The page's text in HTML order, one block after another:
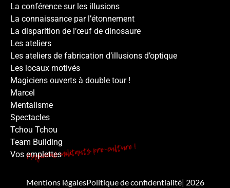
La conférence sur les illusions
La connaissance par l’étonnement
La disparition de l’œuf de dinosaure
Les ateliers
Les ateliers de fabrication d’illusions d’optique
Les locaux motivés
Magiciens ouverts à double tour !
Marcel
Mentalisme
Spectacles
Tchou Tchou
Team Building
Vos emplettes
Mentions légalesPolitique de confidentialité| 2026